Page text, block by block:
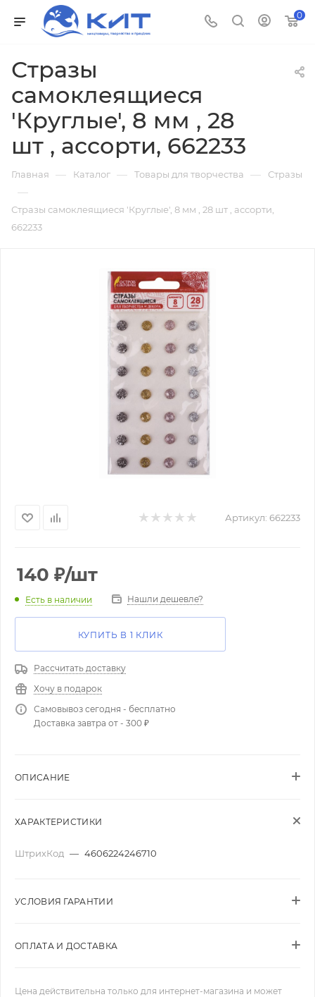
0
Стразы
самоклеящиеся
'Круглые', 8 мм , 28
шт , ассорти, 662233
Главная — Каталог — Товары для творчества — Стразы
—
Стразы самоклеящиеся 'Круглые', 8 мм , 28 шт , ассорти,
662233
Артикул: 662233
140 ₽/шт
Есть в наличии Нашли дешевле?
КУПИТЬ В 1 КЛИК
Рассчитать доставку
Хочу в подарок
Самовывоз сегодня - бесплатно
Доставка завтра от - 300 ₽
ОПИСАНИЕ
ХАРАКТЕРИСТИКИ
ШтрихКод — 4606224246710
УСЛОВИЯ ГАРАНТИИ
ОПЛАТА И ДОСТАВКА
Цена действительна только для интернет-магазина и может